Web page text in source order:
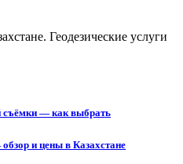
Геодезические услуги
— как выбрать
и цены в Казахстане